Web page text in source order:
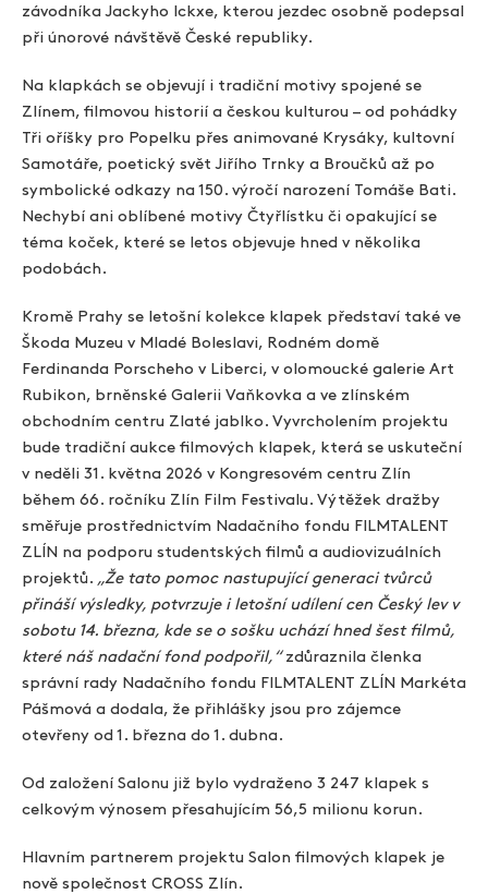
závodníka Jackyho Ickxe, kterou jezdec osobně podepsal
při únorové návštěvě České republiky.
Na klapkách se objevují i tradiční motivy spojené se
Zlínem, filmovou historií a českou kulturou – od pohádky
Tři oříšky pro Popelku přes animované Krysáky, kultovní
Samotáře, poetický svět Jiřího Trnky a Broučků až po
symbolické odkazy na 150. výročí narození Tomáše Bati.
Nechybí ani oblíbené motivy Čtyřlístku či opakující se
téma koček, které se letos objevuje hned v několika
podobách.
Kromě Prahy se letošní kolekce klapek představí také ve
Škoda Muzeu v Mladé Boleslavi, Rodném domě
Ferdinanda Porscheho v Liberci, v olomoucké galerie Art
Rubikon, brněnské Galerii Vaňkovka a ve zlínském
obchodním centru Zlaté jablko. Vyvrcholením projektu
bude tradiční aukce filmových klapek, která se uskuteční
v neděli 31. května 2026 v Kongresovém centru Zlín
během 66. ročníku Zlín Film Festivalu. Výtěžek dražby
směřuje prostřednictvím Nadačního fondu FILMTALENT
ZLÍN na podporu studentských filmů a audiovizuálních
projektů. „Že tato pomoc nastupující generaci tvůrců
přináší výsledky, potvrzuje i letošní udílení cen Český lev v
sobotu 14. března, kde se o sošku uchází hned šest filmů,
které náš nadační fond podpořil,“ zdůraznila členka
správní rady Nadačního fondu FILMTALENT ZLÍN Markéta
Pášmová a dodala, že přihlášky jsou pro zájemce
otevřeny od 1. března do 1. dubna.
Od založení Salonu již bylo vydraženo 3 247 klapek s
celkovým výnosem přesahujícím 56,5 milionu korun.
Hlavním partnerem projektu Salon filmových klapek je
nově společnost CROSS Zlín.